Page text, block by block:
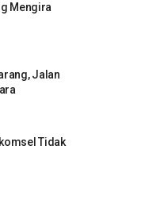
Mengira
Jalan
Tidak